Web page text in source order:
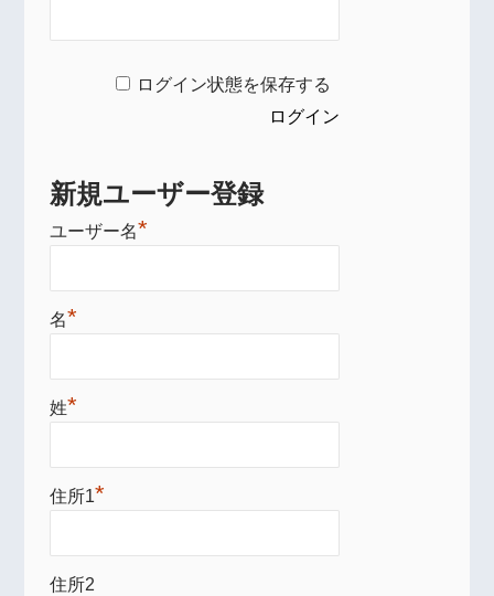
ログイン状態を保存する
新規ユーザー登録
ユーザー名*
名*
姓*
住所1*
住所2